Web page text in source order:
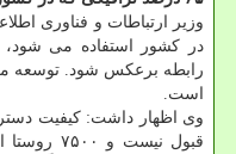
در کشور استفاده می شود،
رابطه برعکس شود. توسعه
است.
وی اظهار داشت: کیفیت
قبول